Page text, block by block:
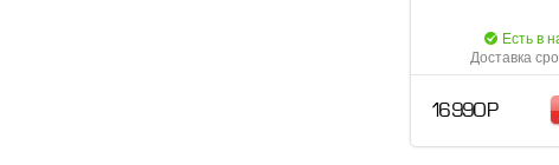
Есть в
Доставка
16 990 Р